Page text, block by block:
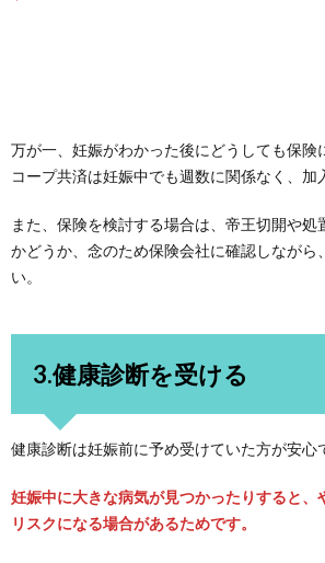
万が一、妊娠がわかった後にどうしても保険
コープ共済は妊娠中でも週数に関係なく、加
また、保険を検討する場合は、帝王切開や処
かどうか、念のため保険会社に確認しながら
い。
3.健康診断を受ける
健康診断は妊娠前に予め受けていた方が安心
妊娠中に大きな病気が見つかったりすると、
リスクになる場合があるためです。